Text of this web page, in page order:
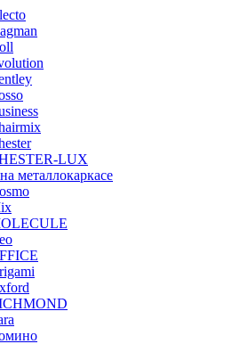
LUX
металлокаркасе